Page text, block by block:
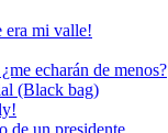
era mi valle!
echarán de menos?
(Black bag)